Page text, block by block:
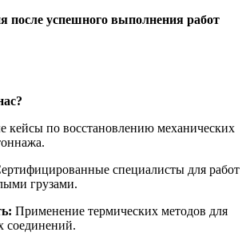
после успешного выполнения работ
кейсы по восстановлению механических
специалисты для работ
грузами.
Применение термических методов для
соединений.